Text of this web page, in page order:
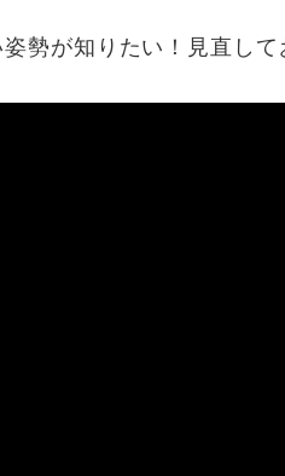
勢が知りたい！見直し